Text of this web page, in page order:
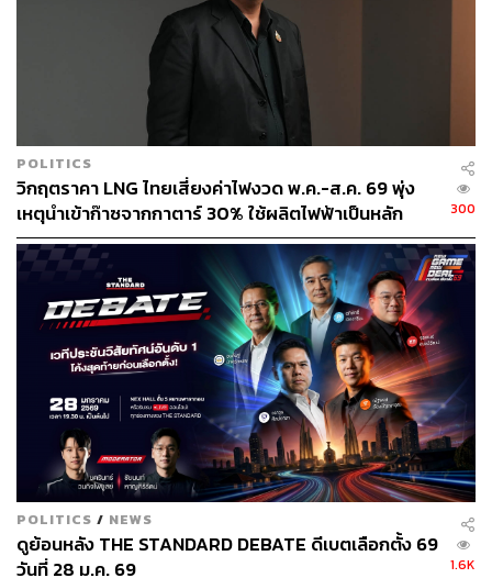
POLITICS
วิกฤตราคา LNG ไทยเสี่ยงค่าไฟงวด พ.ค.-ส.ค. 69 พุ่ง
เหตุนำเข้าก๊าซจากกาตาร์ 30% ใช้ผลิตไฟฟ้าเป็นหลัก
300
POLITICS / NEWS
ดูย้อนหลัง THE STANDARD DEBATE ดีเบตเลือกตั้ง 69
วันที่ 28 ม.ค. 69
1.6K